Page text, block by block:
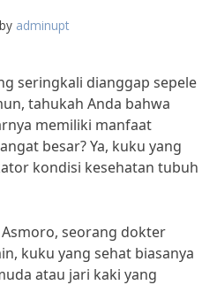
by adminupt
seringkali dianggap sepele
tahukah Anda bahwa
memiliki manfaat
besar? Ya, kuku yang
kondisi kesehatan tubuh
seorang dokter
kuku yang sehat biasanya
atau jari kaki yang